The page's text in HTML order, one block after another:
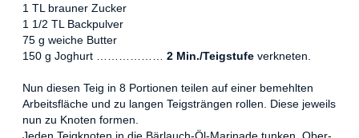
1 TL brauner Zucker
1 1/2 TL Backpulver
75 g weiche Butter
150 g Joghurt ……………… 2 Min./Teigstufeverkneten.
Nun diesen Teig in 8 Portionen teilen auf einer bemehlten
Arbeitsfläche und zu langen Teigsträngen rollen. Diese jeweils
nun zu Knoten formen.
Jeden Teigknoten in die Bärlauch-Öl-Marinade tunken, Ober-